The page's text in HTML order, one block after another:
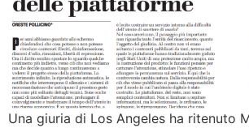
Una giuria di Los Angeles ha ritenuto